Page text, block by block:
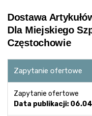
Dostawa
Dla Miejskiego
Częstochowie
Zapytanie ofertowe
Zapytanie ofertowe
Data publikacji: